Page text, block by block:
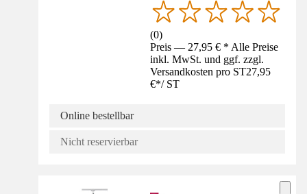
(0)
Preis — 27,95 € * Alle Preise
inkl. MwSt. und ggf. zzgl.
Versandkosten pro ST27,95
€*/ ST
Online bestellbar
Nicht reservierbar